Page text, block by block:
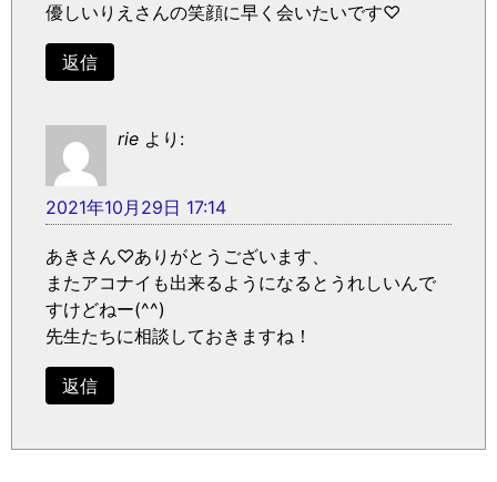
優しいりえさんの笑顔に早く会いたいです♡
返信
rie より:
2021年10月29日 17:14
あきさん♡ありがとうございます、
またアコナイも出来るようになるとうれしいんで
すけどねー(^^)
先生たちに相談しておきますね！
返信